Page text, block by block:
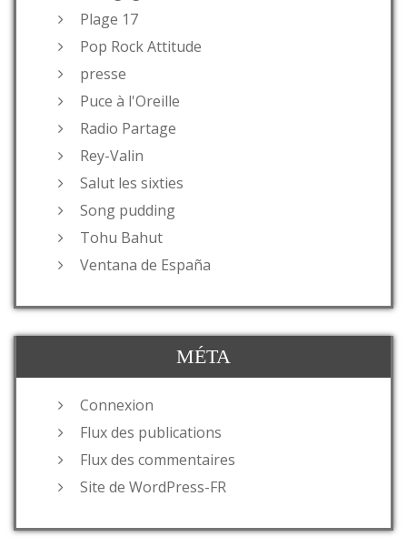
Plage 17
Pop Rock Attitude
presse
Puce à l'Oreille
Radio Partage
Rey-Valin
Salut les sixties
Song pudding
Tohu Bahut
Ventana de España
MÉTA
Connexion
Flux des publications
Flux des commentaires
Site de WordPress-FR